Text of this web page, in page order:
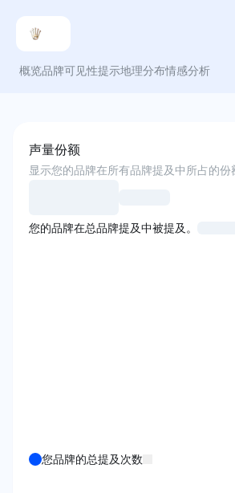
概览品牌可见性提示地理分布情感分析
声量份额
显示您的品牌在所有品牌提及中所占的份
您的品牌在总品牌提及中被提及。
您品牌的总提及次数